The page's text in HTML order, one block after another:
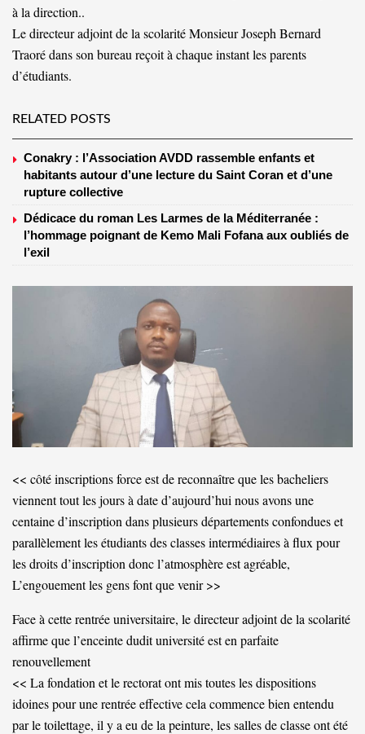
à la direction..
Le directeur adjoint de la scolarité Monsieur Joseph Bernard
Traoré dans son bureau reçoit à chaque instant les parents
d’étudiants.
RELATED POSTS
Conakry : l’Association AVDD rassemble enfants et
habitants autour d’une lecture du Saint Coran et d’une
rupture collective
Dédicace du roman Les Larmes de la Méditerranée :
l’hommage poignant de Kemo Mali Fofana aux oubliés de
l’exil
<< côté inscriptions force est de reconnaître que les bacheliers
viennent tout les jours à date d’aujourd’hui nous avons une
centaine d’inscription dans plusieurs départements confondues et
parallèlement les étudiants des classes intermédiaires à flux pour
les droits d’inscription donc l’atmosphère est agréable,
L’engouement les gens font que venir >>
Face à cette rentrée universitaire, le directeur adjoint de la scolarité
affirme que l’enceinte dudit université est en parfaite
renouvellement
<< La fondation et le rectorat ont mis toutes les dispositions
idoines pour une rentrée effective cela commence bien entendu
par le toilettage, il y a eu de la peinture, les salles de classe ont été